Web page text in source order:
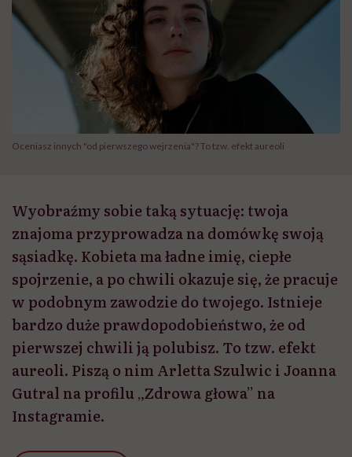
Oceniasz innych "od pierwszego wejrzenia"? To tzw. efekt aureoli
Wyobraźmy sobie taką sytuację: twoja
znajoma przyprowadza na domówkę swoją
sąsiadkę. Kobieta ma ładne imię, ciepłe
spojrzenie, a po chwili okazuje się, że pracuje
w podobnym zawodzie do twojego. Istnieje
bardzo duże prawdopodobieństwo, że od
pierwszej chwili ją polubisz. To tzw. efekt
aureoli. Piszą o nim Arletta Szulwic i Joanna
Gutral na profilu „Zdrowa głowa” na
Instagramie.